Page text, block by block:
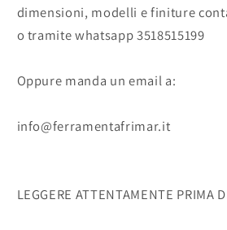
dimensioni, modelli e finiture
o tramite whatsapp 3518515199
Oppure manda un email a:
info@ferramentafrimar.it
LEGGERE ATTENTAMENTE PRIMA